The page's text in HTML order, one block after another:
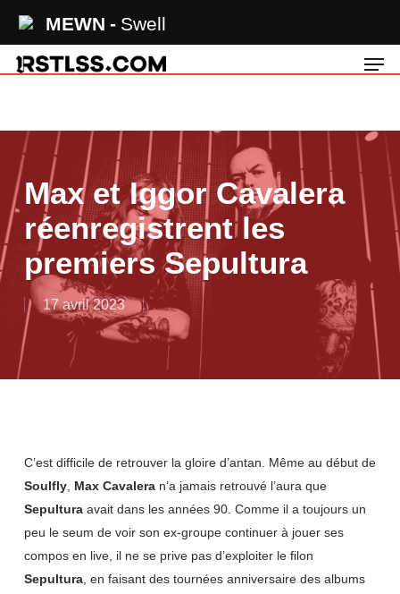
MEWN Swell
main
Max et Iggor Cavalera
réenregistrent les
premiers Sepultura
17 avril 2023
C’est difficile de retrouver la gloire d’antan. Même au début de
Soulfly, Max Cavaleran’a jamais retrouvé l’aura que
Sepulturaavait dans les années 90. Comme il a toujours un
peu le seum de voir son ex-groupe continuer à jouer ses
compos en live, il ne se prive pas d’exploiter le filon
Sepultura, en faisant des tournées anniversaire des albums